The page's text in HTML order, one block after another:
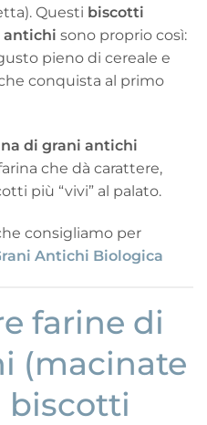
Questi biscotti
antichi sono proprio così:
pieno di cereale e
conquista al primo
di grani antichi
che dà carattere,
più “vivi” al palato.
consigliamo per
Antichi Biologica
farine di
(macinate
biscotti